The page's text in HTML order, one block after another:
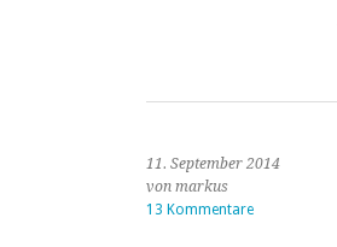
11. September 2014
von markus
13 Kommentare